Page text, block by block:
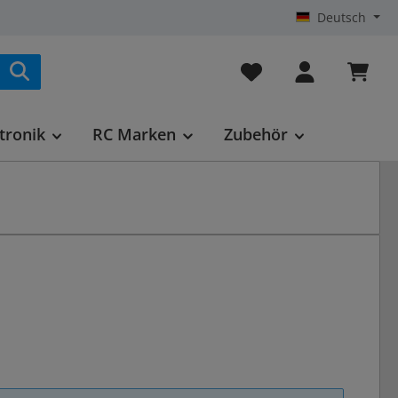
Deutsch
Du hast 0 Produkte
RC Marken Zubehör